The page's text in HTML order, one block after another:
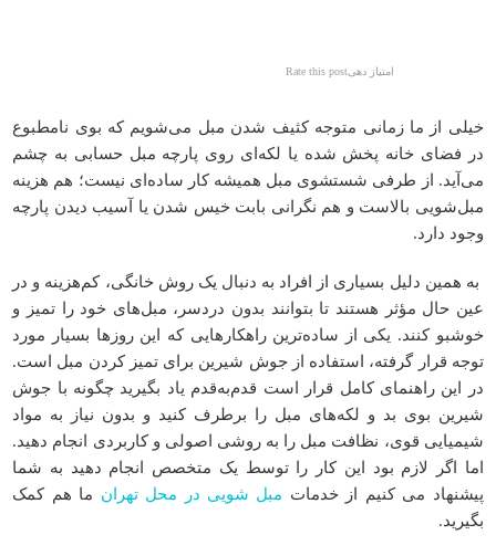
امتیاز دهیRate this post
خیلی از ما زمانی متوجه کثیف شدن مبل می‌شویم که بوی نامطبوع
در فضای خانه پخش شده یا لکه‌ای روی پارچه مبل حسابی به چشم
می‌آید. از طرفی شستشوی مبل همیشه کار ساده‌ای نیست؛ هم هزینه
مبل‌شویی بالاست و هم نگرانی بابت خیس شدن یا آسیب دیدن پارچه
وجود دارد.
به همین دلیل بسیاری از افراد به دنبال یک روش خانگی، کم‌هزینه و در
عین حال مؤثر هستند تا بتوانند بدون دردسر، مبل‌های خود را تمیز و
خوشبو کنند. یکی از ساده‌ترین راهکارهایی که این روزها بسیار مورد
توجه قرار گرفته، استفاده از جوش شیرین برای تمیز کردن مبل است.
در این راهنمای کامل قرار است قدم‌به‌قدم یاد بگیرید چگونه با جوش
شیرین بوی بد و لکه‌های مبل را برطرف کنید و بدون نیاز به مواد
شیمیایی قوی، نظافت مبل را به روشی اصولی و کاربردی انجام دهید.
اما اگر لازم بود این کار را توسط یک متخصص انجام دهید به شما
پیشنهاد می کنیم از خدمات مبل شویی در محل تهران ما هم کمک
بگیرید.